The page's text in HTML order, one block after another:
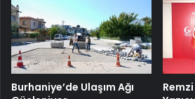
Burhaniye’de Ulaşım Ağı